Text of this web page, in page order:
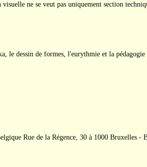
ne se veut pas uniquement section
le dessin de formes, l'eurythmie et la
Rue de la Régence, 30 à 1000 Bruxelles